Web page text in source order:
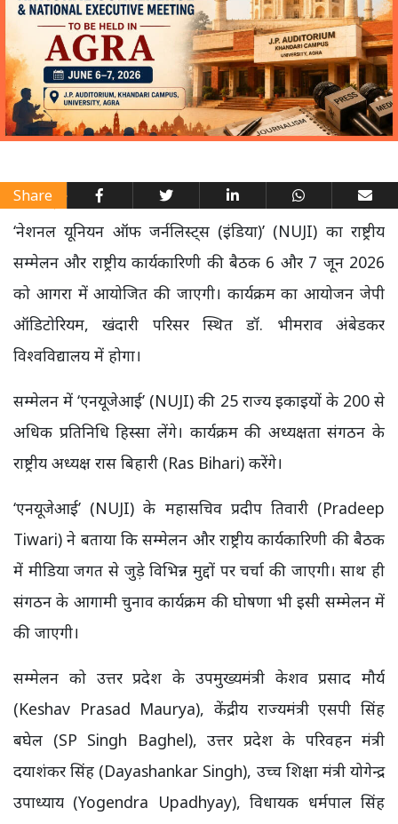
Share
‘नेशनल यूनियन ऑफ जर्नलिस्ट्स (इंडिया)’ (NUJI) का राष्ट्रीय
सम्मेलन और राष्ट्रीय कार्यकारिणी की बैठक 6 और 7 जून 2026
को आगरा में आयोजित की जाएगी। कार्यक्रम का आयोजन जेपी
ऑडिटोरियम, खंदारी परिसर स्थित डॉ. भीमराव अंबेडकर
विश्वविद्यालय में होगा।
सम्मेलन में ‘एनयूजेआई’ (NUJI) की 25 राज्य इकाइयों के 200 से
अधिक प्रतिनिधि हिस्सा लेंगे। कार्यक्रम की अध्यक्षता संगठन के
राष्ट्रीय अध्यक्ष रास बिहारी (Ras Bihari) करेंगे।
‘एनयूजेआई’ (NUJI) के महासचिव प्रदीप तिवारी (Pradeep
Tiwari) ने बताया कि सम्मेलन और राष्ट्रीय कार्यकारिणी की बैठक
में मीडिया जगत से जुड़े विभिन्न मुद्दों पर चर्चा की जाएगी। साथ ही
संगठन के आगामी चुनाव कार्यक्रम की घोषणा भी इसी सम्मेलन में
की जाएगी।
सम्मेलन को उत्तर प्रदेश के उपमुख्यमंत्री केशव प्रसाद मौर्य
(Keshav Prasad Maurya), केंद्रीय राज्यमंत्री एसपी सिंह
बघेल (SP Singh Baghel), उत्तर प्रदेश के परिवहन मंत्री
दयाशंकर सिंह (Dayashankar Singh), उच्च शिक्षा मंत्री योगेन्द्र
उपाध्याय (Yogendra Upadhyay), विधायक धर्मपाल सिंह